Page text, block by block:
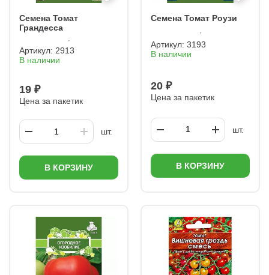
Семена Томат
Грандесса
Артикул: 2913
В наличии
19 ₽
Цена за пакетик
шт.
В КОРЗИНУ
Семена Томат Роузи
Артикул: 3193
В наличии
20 ₽
Цена за пакетик
шт.
В КОРЗИНУ